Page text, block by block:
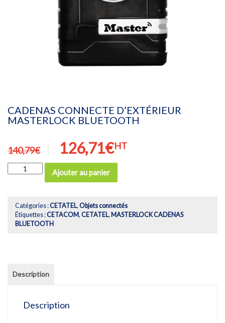
CADENAS CONNECTE D’EXTÉRIEUR
MASTERLOCK BLUETOOTH
140,79€
Le
prix
initial
140,79€.
126,71€Le
prix
actuel
126,71€.
HT
quantité
de
D’EXTÉRIEUR
MASTERLOCK
BLUETOOTH
Ajouter au panier
Catégories :CETATEL, Objets connectés
Étiquettes :CETACOM, CETATEL, MASTERLOCK CADENAS
BLUETOOTH
Description
Description